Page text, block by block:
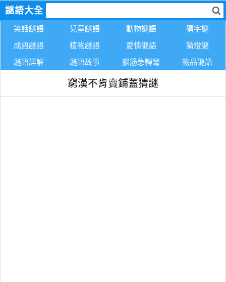
謎語大全
笑話謎語 兒童謎語 動物謎語
猜字謎
成語謎語
植物謎語 愛情謎語
猜燈謎
謎語詳解
謎語故事 腦筋急轉彎 物品謎語
窮漢不肯賣鋪蓋猜謎